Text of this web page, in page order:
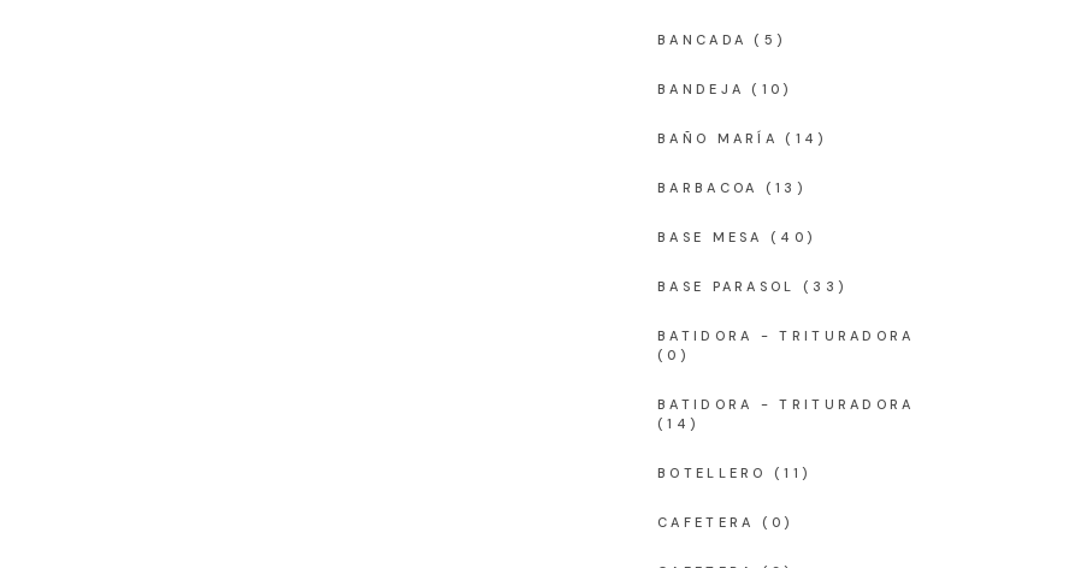
BANCADA (5)
BANDEJA (10)
BAÑO MARÍA (14)
BARBACOA (13)
BASE MESA (40)
BASE PARASOL (33)
BATIDORA - TRITURADORA
(0)
BATIDORA - TRITURADORA
(14)
BOTELLERO (11)
CAFETERA (0)